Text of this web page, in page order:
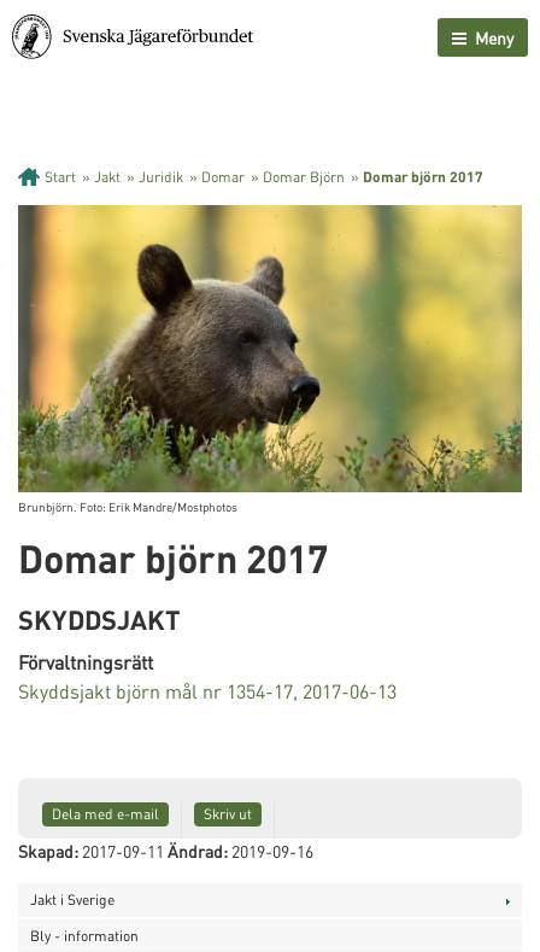
Meny
Start » Jakt » Juridik » Domar » Domar Björn » Domar björn 2017
Brunbjörn. Foto: Erik Mandre/Mostphotos
Domar björn 2017
SKYDDSJAKT
Förvaltningsrätt
Skyddsjakt björn mål nr 1354-17, 2017-06-13
Dela med e-mail Skriv ut
Skapad: 2017-09-11 Ändrad: 2019-09-16
Jakt i Sverige
Bly - information